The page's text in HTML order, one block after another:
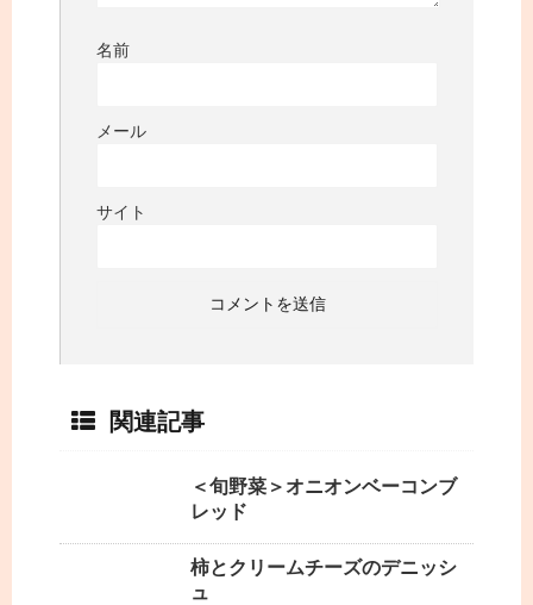
名前
メール
サイト
関連記事
＜旬野菜＞オニオンベーコンブ
レッド
柿とクリームチーズのデニッシ
ュ